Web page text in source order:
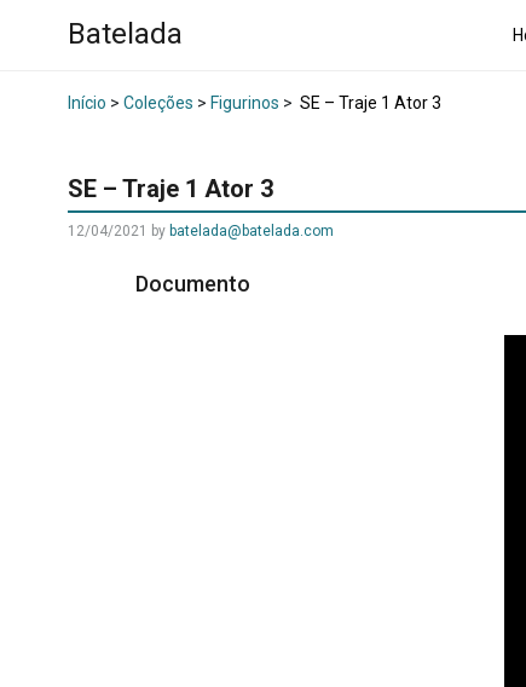
Batelada
Início > Coleções > Figurinos > SE – Traje 1 Ator 3
SE – Traje 1 Ator 3
12/04/2021 by batelada@batelada.com
Documento